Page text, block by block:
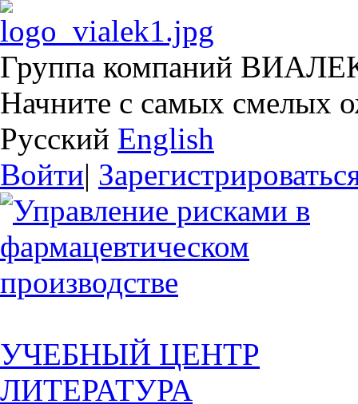
Группа компаний
Начните с самых смелых
Русский English
Войти|
УЧЕБНЫЙ ЦЕНТР
ЛИТЕРАТУРА